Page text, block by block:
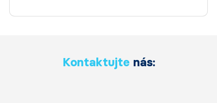
Kontaktujte nás: